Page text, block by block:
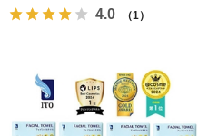
4.0 （1）